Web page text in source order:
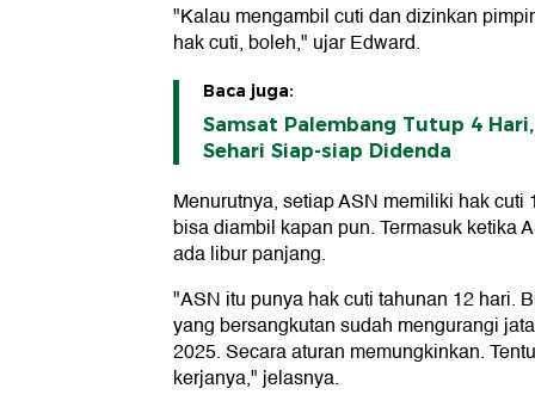
"Kalau mengambil cuti dan dizinkan
hak cuti, boleh," ujar Edward.
Baca juga:
Samsat Palembang Tutup 4
Sehari Siap-siap Didenda
Menurutnya, setiap ASN memiliki hak
bisa diambil kapan pun. Termasuk ketika
ada libur panjang.
"ASN itu punya hak cuti tahunan 12 hari.
yang bersangkutan sudah mengurangi
2025. Secara aturan memungkinkan.
kerjanya," jelasnya.